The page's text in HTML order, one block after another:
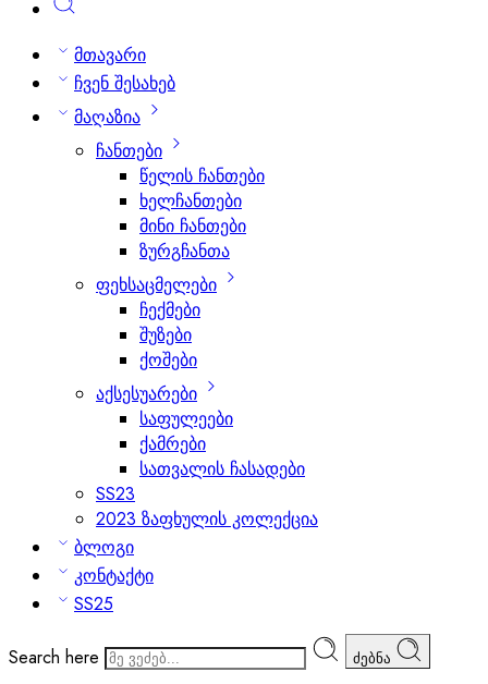
მთავარი
ჩვენ შესახებ
მაღაზია
ჩანთები
წელის ჩანთები
ხელჩანთები
მინი ჩანთები
ზურგჩანთა
ფეხსაცმელები
ჩექმები
შუზები
ქოშები
აქსესუარები
საფულეები
ქამრები
სათვალის ჩასადები
SS23
2023 ზაფხულის კოლექცია
ბლოგი
კონტაქტი
SS25
Search here ძებნა